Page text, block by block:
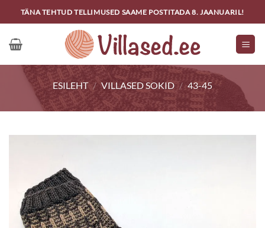
to
content
TÄNA TEHTUD TELLIMUSED SAAME POSTITADA 8. JAANUARIL!
ESILEHT / VILLASED SOKID / 43-45